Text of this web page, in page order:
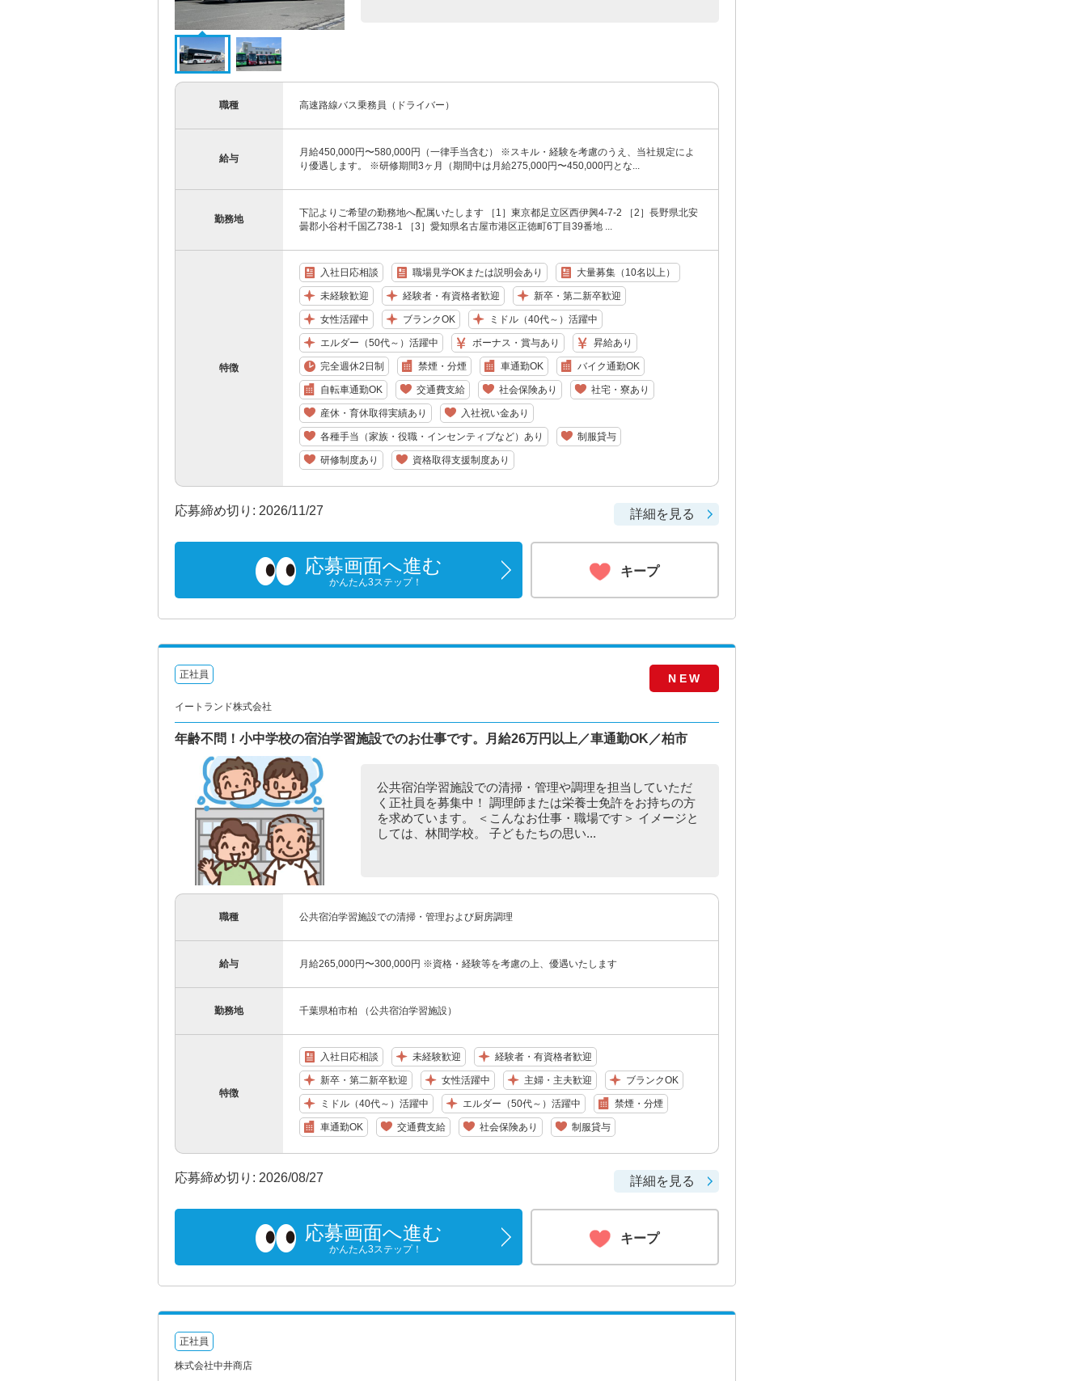
職種 高速路線バス乗務員（ドライバー）
給与
月給450,000円〜580,000円（一律手当含む） ※スキル・経験を考慮のうえ、当社規定によ
り優遇します。 ※研修期間3ヶ月（期間中は月給275,000円〜450,000円とな...
勤務地
下記よりご希望の勤務地へ配属いたします ［1］東京都足立区西伊興4-7-2 ［2］長野県北安
曇郡小谷村千国乙738-1 ［3］愛知県名古屋市港区正徳町6丁目39番地 ...
特徴
入社日応相談 職場見学OKまたは説明会あり 大量募集（10名以上）
未経験歓迎 経験者・有資格者歓迎 新卒・第二新卒歓迎
女性活躍中 ブランクOK ミドル（40代～）活躍中
エルダー（50代～）活躍中 ボーナス・賞与あり 昇給あり
完全週休2日制 禁煙・分煙 車通勤OK バイク通勤OK
自転車通勤OK 交通費支給 社会保険あり 社宅・寮あり
産休・育休取得実績あり 入社祝い金あり
各種手当（家族・役職・インセンティブなど）あり 制服貸与
研修制度あり 資格取得支援制度あり
応募締め切り: 2026/11/27 詳細を見る
応募画面へ進む
かんたん3ステップ！
キープ
正社員 NEW
イートランド株式会社
年齢不問！小中学校の宿泊学習施設でのお仕事です。月給26万円以上／車通勤OK／柏市
公共宿泊学習施設での清掃・管理や調理を担当していただ
く正社員を募集中！ 調理師または栄養士免許をお持ちの方
を求めています。 ＜こんなお仕事・職場です＞ イメージと
しては、林間学校。 子どもたちの思い...
職種 公共宿泊学習施設での清掃・管理および厨房調理
給与 月給265,000円〜300,000円 ※資格・経験等を考慮の上、優遇いたします
勤務地 千葉県柏市柏 （公共宿泊学習施設）
特徴
入社日応相談 未経験歓迎 経験者・有資格者歓迎
新卒・第二新卒歓迎 女性活躍中 主婦・主夫歓迎 ブランクOK
ミドル（40代～）活躍中 エルダー（50代～）活躍中 禁煙・分煙
車通勤OK 交通費支給 社会保険あり 制服貸与
応募締め切り: 2026/08/27 詳細を見る
応募画面へ進む
かんたん3ステップ！
キープ
正社員
株式会社中井商店